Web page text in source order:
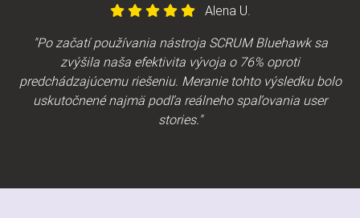
Alena U.
"Po začatí používania nástroja SCRUM Bluehawk sa
zvýšila naša efektivita vývoja o 76% oproti
predchádzajúcemu riešeniu. Meranie tohto výsledku bolo
uskutočnené najmä podľa reálneho spaľovania user
stories."